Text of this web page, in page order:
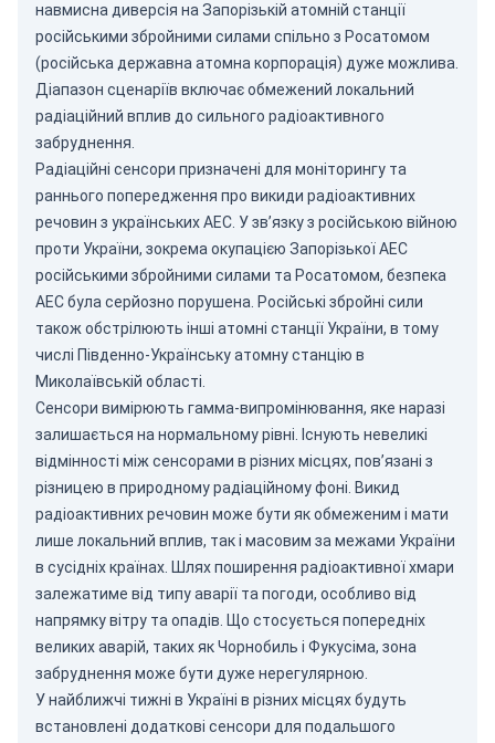
навмисна диверсія на Запорізькій атомній станції
російськими збройними силами спільно з Росатомом
(російська державна атомна корпорація) дуже можлива.
Діапазон сценаріїв включає обмежений локальний
радіаційний вплив до сильного радіоактивного
забруднення.
Радіаційні сенсори призначені для моніторингу та
раннього попередження про викиди радіоактивних
речовин з українських АЕС. У зв’язку з російською війною
проти України, зокрема окупацією Запорізької АЕС
російськими збройними силами та Росатомом, безпека
АЕС була серйозно порушена. Російські збройні сили
також обстрілюють інші атомні станції України, в тому
числі Південно-Українську атомну станцію в
Миколаївській області.
Сенсори вимірюють гамма-випромінювання, яке наразі
залишається на нормальному рівні. Існують невеликі
відмінності між сенсорами в різних місцях, пов’язані з
різницею в природному радіаційному фоні. Викид
радіоактивних речовин може бути як обмеженим і мати
лише локальний вплив, так і масовим за межами України
в сусідніх країнах. Шлях поширення радіоактивної хмари
залежатиме від типу аварії та погоди, особливо від
напрямку вітру та опадів. Що стосується попередніх
великих аварій, таких як Чорнобиль і Фукусіма, зона
забруднення може бути дуже нерегулярною.
У найближчі тижні в Україні в різних місцях будуть
встановлені додаткові сенсори для подальшого